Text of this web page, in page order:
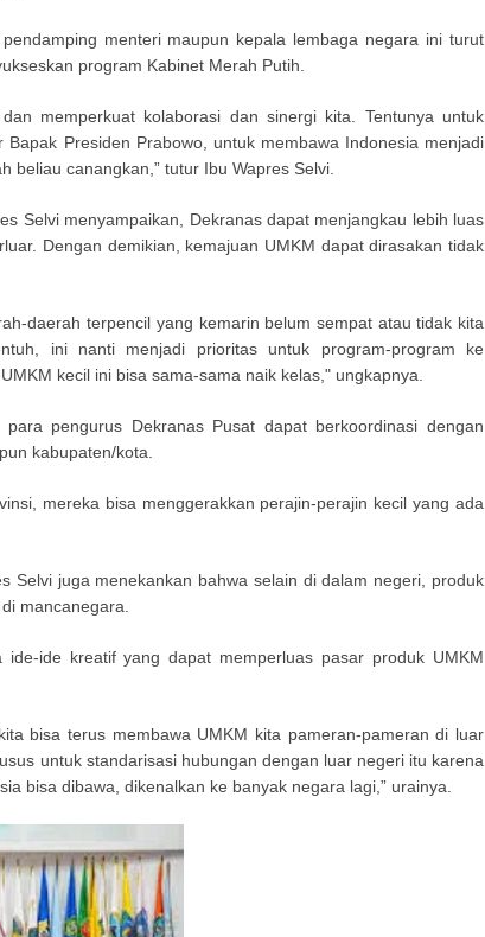
menteri maupun kepala lembaga negara ini turut
program Kabinet Merah Putih.
memperkuat kolaborasi dan sinergi kita. Tentunya untuk
Presiden Prabowo, untuk membawa Indonesia menjadi
beliau canangkan,” tutur Ibu Wapres Selvi.
Selvi menyampaikan, Dekranas dapat menjangkau lebih luas
Dengan demikian, kemajuan UMKM dapat dirasakan tidak
daerah terpencil yang kemarin belum sempat atau tidak kita
ini nanti menjadi prioritas untuk program-program ke
kecil ini bisa sama-sama naik kelas," ungkapnya.
pengurus Dekranas Pusat dapat berkoordinasi dengan
kabupaten/kota.
mereka bisa menggerakkan perajin-perajin kecil yang ada
Selvi juga menekankan bahwa selain di dalam negeri, produk
mancanegara.
ide kreatif yang dapat memperluas pasar produk UMKM
bisa terus membawa UMKM kita pameran-pameran di luar
untuk standarisasi hubungan dengan luar negeri itu karena
bisa dibawa, dikenalkan ke banyak negara lagi,” urainya.